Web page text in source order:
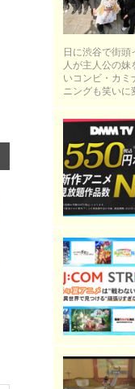
日に渋谷で街
人が主人公の
いコンビ・カミ
ニングも笑いに